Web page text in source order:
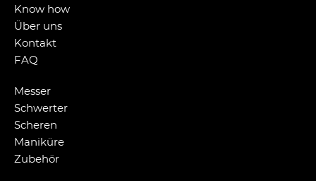
Know how
Über uns
Kontakt
FAQ
Messer
Schwerter
Scheren
Maniküre
Zubehör